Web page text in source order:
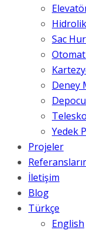
Sac
Deney
Yedek
Projeler
İletişim
Blog
Türkçe
English